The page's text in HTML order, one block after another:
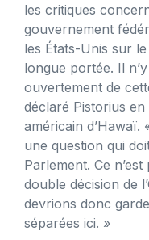
les critiques
gouvernement
les États-Unis sur
longue portée. Il
ouvertement de
déclaré Pistorius en
américain d’Hawaï.
une question qui
Parlement. Ce
double décision de
devrions donc
séparées ici. »